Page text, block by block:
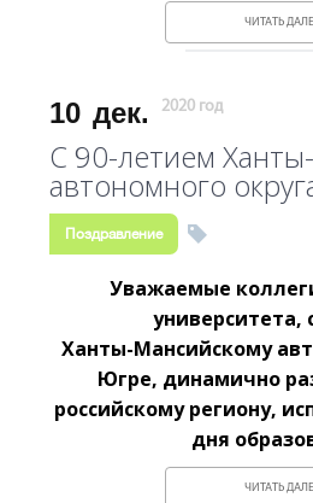
ЧИТАТЬ
10 дек. 2020 год
С 90-летием
автономного
Поздравление
Уважаемые
университета,
Ханты-Мансийскому
Югре, динамично
российскому региону,
дня
ЧИТАТЬ